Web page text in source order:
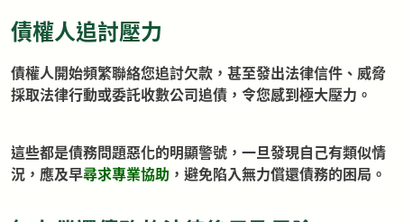
債權人追討壓力
債權人開始頻繁聯絡您追討欠款，甚至發出法律信件、威脅
採取法律行動或委託收數公司追債，令您感到極大壓力。
這些都是債務問題惡化的明顯警號，一旦發現自己有類似情
況，應及早尋求專業協助 ，避免陷入無力償還債務的困局。